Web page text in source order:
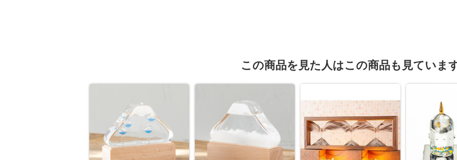
この商品を見た人はこの商品も見ていま